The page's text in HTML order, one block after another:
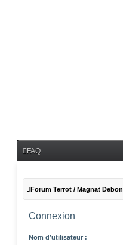
FAQ
Forum Terrot / Magnat Debon
Connexion
Nom d’utilisateur :